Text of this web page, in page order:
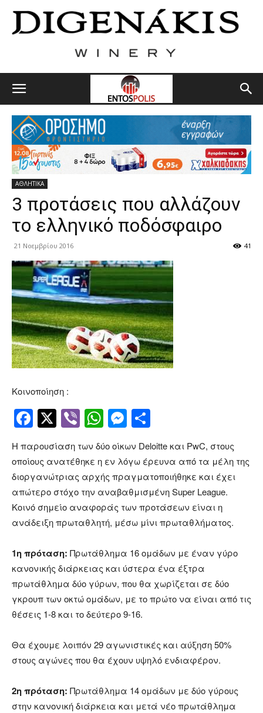
ΑΘΛΗΤΙΚΑ
3 προτάσεις που αλλάζουν
το ελληνικό ποδόσφαιρο
21 Νοεμβρίου 2016 41
Κοινοποίηση :
Facebook
Twitter
ViberWhatsApp
Messenger
Η παρουσίαση των δύο οίκων Deloitte και PwC, στους
οποίους ανατέθηκε η εν λόγω έρευνα από τα μέλη της
διοργανώτριας αρχής πραγματοποιήθηκε και έχει
απώτερο στόχο την αναβαθμισμένη Super League.
Κοινό σημείο αναφοράς των προτάσεων είναι η
ανάδειξη πρωταθλητή, μέσω μίνι πρωταθλήματος.
1η πρόταση: Πρωτάθλημα 16 ομάδων με έναν γύρο
κανονικής διάρκειας και ύστερα ένα έξτρα
πρωτάθλημα δύο γύρων, που θα χωρίζεται σε δύο
γκρουπ των οκτώ ομάδων, με το πρώτο να είναι από τις
θέσεις 1-8 και το δεύτερο 9-16.
Θα έχουμε λοιπόν 29 αγωνιστικές και αύξηση 50%
στους αγώνες που θα έχουν υψηλό ενδιαφέρον.
2η πρόταση: Πρωτάθλημα 14 ομάδων με δύο γύρους
στην κανονική διάρκεια και μετά νέο πρωτάθλημα